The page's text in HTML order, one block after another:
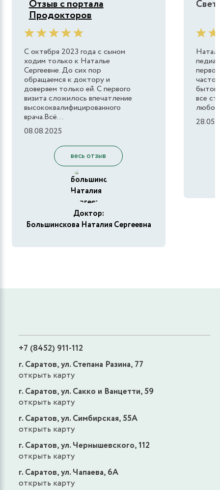
Отзыв с портала
Продокторов
С октября 2023 года с сыном
ходим только к Наталье
Сергеевне. До сих пор
обращаемся к доктору и
доверяем только ей. С первого
визита сложилось впечатление
высококвалифицированного
врача.Всё...
08.08.2025
весь отзыв
Доктор:
Большинскова Наталия Сергеевна
часто
все
+7 (8452) 911-112
г. Саратов, ул. Степана Разина, 77
открыть карту
г. Саратов, ул. Сакко и Ванцетти, 59
открыть карту
г. Саратов, ул. Симбирская, 55А
открыть карту
г. Саратов, ул. Чернышевского, 112
открыть карту
г. Саратов, ул. Чапаева, 6А
открыть карту